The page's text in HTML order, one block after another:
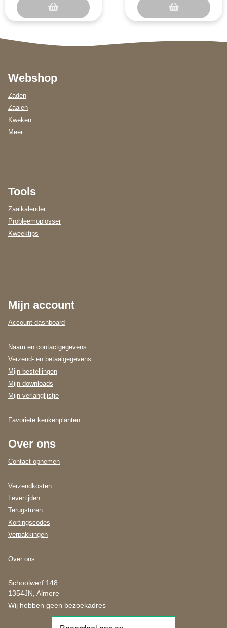
Webshop
Zaden
Zaaien
Kweken
Meer...
Tools
Zaaikalender
Probleemoplosser
Kweektips
Mijn account
Account dashboard
Naam en contactgegevens
Verzend- en betaalgegevens
Mijn bestellingen
Mijn downloads
Mijn verlanglijstje
Favoriete keukenplanten
Over ons
Contact opnemen
Verzendkosten
Levertijden
Terugsturen
Kortingscodes
Verpakkingen
Over ons
Schoolwerf 148
1354JN, Almere
Wij hebben geen bezoekadres